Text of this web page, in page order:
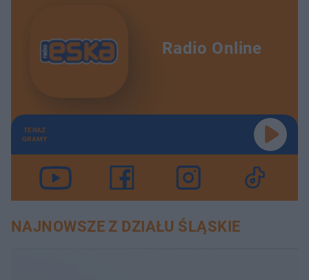
Radio Online
TERAZ
GRAMY
NAJNOWSZE Z DZIAŁU ŚLĄSKIE